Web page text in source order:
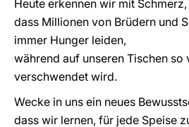
Heute erkennen wir mit Schmerz,
dass Millionen von Brüdern und
immer Hunger leiden,
während auf unseren Tischen so
verschwendet wird.
Wecke in uns ein neues
dass wir lernen, für jede Speise